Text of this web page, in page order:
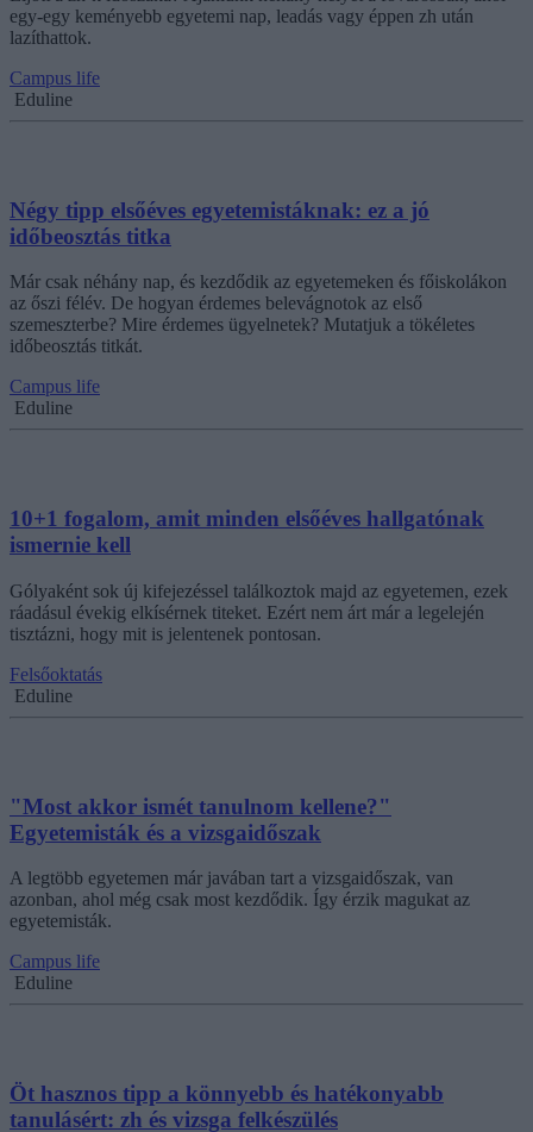
egy-egy keményebb egyetemi nap, leadás vagy éppen zh után
lazíthattok.
Campus life
Eduline
Négy tipp elsőéves egyetemistáknak: ez a jó
időbeosztás titka
Már csak néhány nap, és kezdődik az egyetemeken és főiskolákon
az őszi félév. De hogyan érdemes belevágnotok az első
szemeszterbe? Mire érdemes ügyelnetek? Mutatjuk a tökéletes
időbeosztás titkát.
Campus life
Eduline
10+1 fogalom, amit minden elsőéves hallgatónak
ismernie kell
Gólyaként sok új kifejezéssel találkoztok majd az egyetemen, ezek
ráadásul évekig elkísérnek titeket. Ezért nem árt már a legelején
tisztázni, hogy mit is jelentenek pontosan.
Felsőoktatás
Eduline
"Most akkor ismét tanulnom kellene?"
Egyetemisták és a vizsgaidőszak
A legtöbb egyetemen már javában tart a vizsgaidőszak, van
azonban, ahol még csak most kezdődik. Így érzik magukat az
egyetemisták.
Campus life
Eduline
Öt hasznos tipp a könnyebb és hatékonyabb
tanulásért: zh és vizsga felkészülés